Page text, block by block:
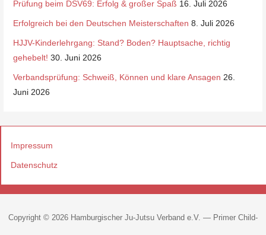
Prüfung beim DSV69: Erfolg & großer Spaß 16. Juli 2026
Erfolgreich bei den Deutschen Meisterschaften 8. Juli 2026
HJJV-Kinderlehrgang: Stand? Boden? Hauptsache, richtig
gehebelt! 30. Juni 2026
Verbandsprüfung: Schweiß, Können und klare Ansagen 26.
Juni 2026
Impressum
Datenschutz
Copyright © 2026 Hamburgischer Ju-Jutsu Verband e.V. — Primer Child-